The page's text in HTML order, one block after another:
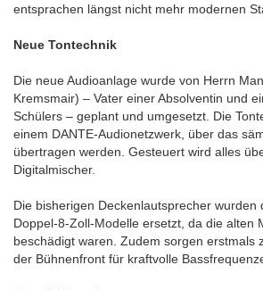
entsprachen längst nicht mehr modernen
Neue Tontechnik
Die neue Audioanlage wurde von Herrn
Kremsmair) – Vater einer Absolventin und
Schülers – geplant und umgesetzt. Die
einem DANTE-Audionetzwerk, über das
übertragen werden. Gesteuert wird alles
Digitalmischer.
Die bisherigen Deckenlautsprecher wurden
Doppel-8-Zoll-Modelle ersetzt, da die alten
beschädigt waren. Zudem sorgen erstmals
der Bühnenfront für kraftvolle